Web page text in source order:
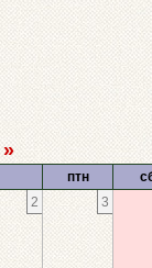
»
птн
2 3